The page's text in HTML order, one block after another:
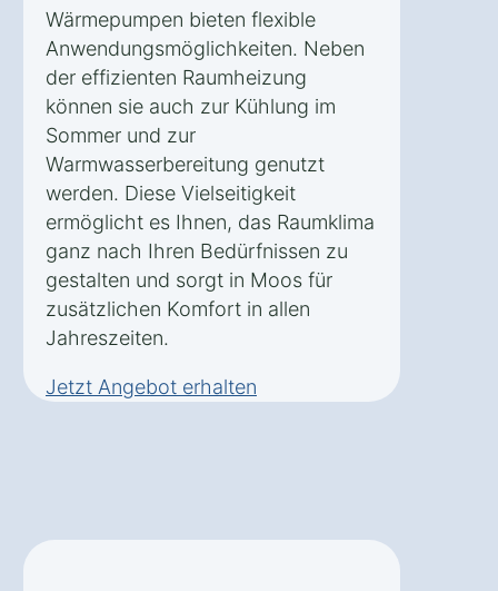
Wärmepumpen bieten flexible
Anwendungsmöglichkeiten. Neben
der effizienten Raumheizung
können sie auch zur Kühlung im
Sommer und zur
Warmwasserbereitung genutzt
werden. Diese Vielseitigkeit
ermöglicht es Ihnen, das Raumklima
ganz nach Ihren Bedürfnissen zu
gestalten und sorgt in Moos für
zusätzlichen Komfort in allen
Jahreszeiten.
Jetzt Angebot erhalten